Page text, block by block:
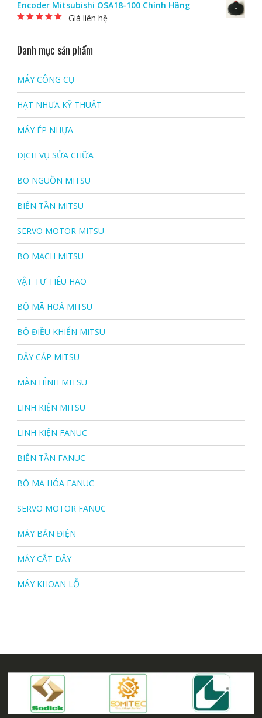
Encoder Mitsubishi OSA18-100 Chính Hãng
Giá liên hệ
Danh mục sản phẩm
MÁY CÔNG CỤ
HẠT NHỰA KỸ THUẬT
MÁY ÉP NHỰA
DỊCH VỤ SỬA CHỮA
BO NGUỒN MITSU
BIẾN TẦN MITSU
SERVO MOTOR MITSU
BO MẠCH MITSU
VẬT TƯ TIÊU HAO
BỘ MÃ HOÁ MITSU
BỘ ĐIỀU KHIỂN MITSU
DÂY CÁP MITSU
MÀN HÌNH MITSU
LINH KIỆN MITSU
LINH KIỆN FANUC
BIẾN TẦN FANUC
BỘ MÃ HÓA FANUC
SERVO MOTOR FANUC
MÁY BẮN ĐIỆN
MÁY CẮT DÂY
MÁY KHOAN LỖ